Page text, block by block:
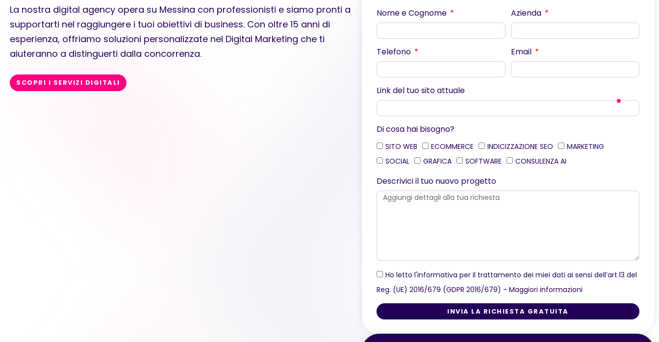
La nostra digital agency opera su Messina con professionisti e siamo pronti a
supportarti nel raggiungere i tuoi obiettivi di business. Con oltre 15 anni di
esperienza, offriamo soluzioni personalizzate nel Digital Marketing che ti
aiuteranno a distinguerti dalla concorrenza.
SCOPRI I SERVIZI DIGITALI
Nome e Cognome Azienda
Telefono Email
Link del tuo sito attuale
Di cosa hai bisogno?
SITO WEB ECOMMERCE INDICIZZAZIONE SEO
MARKETING
SOCIAL
GRAFICA SOFTWARE CONSULENZA AI
Descrivici il tuo nuovo progetto
Ho letto l'informativa per il trattamento dei miei dati ai sensi dell’art.13 del
Reg. (UE) 2016/679 (GDPR 2016/679) - Maggiori informazioni
INVIA LA RICHIESTA GRATUITA